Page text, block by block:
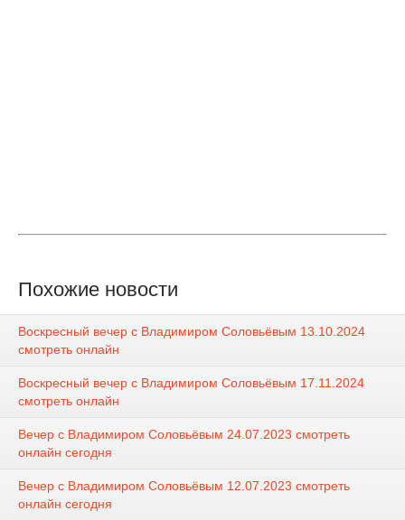
Похожие новости
Воскресный вечер с Владимиром Соловьёвым 13.10.2024
смотреть онлайн
Воскресный вечер с Владимиром Соловьёвым 17.11.2024
смотреть онлайн
Вечер с Владимиром Соловьёвым 24.07.2023 смотреть
онлайн сегодня
Вечер с Владимиром Соловьёвым 12.07.2023 смотреть
онлайн сегодня